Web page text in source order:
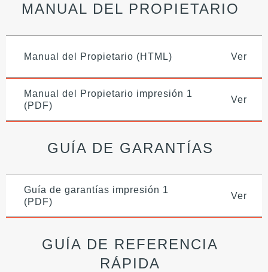
MANUAL DEL PROPIETARIO
Manual del Propietario (HTML) Ver
Manual del Propietario impresión 1
(PDF)
Ver
GUÍA DE GARANTÍAS
Guía de garantías impresión 1
(PDF)
Ver
GUÍA DE REFERENCIA
RÁPIDA